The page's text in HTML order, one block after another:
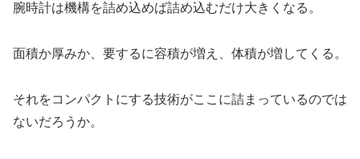
腕時計は機構を詰め込めば詰め込むだけ大きくなる。
面積か厚みか、要するに容積が増え、体積が増してくる。
それをコンパクトにする技術がここに詰まっているのでは
ないだろうか。